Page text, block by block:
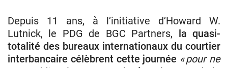
Depuis 11 ans, à l’initiative d’Howard W.
Lutnick, le PDG de BGC Partners, la quasi-
totalité des bureaux internationaux du courtier
interbancaire célèbrent cette journée « pour ne